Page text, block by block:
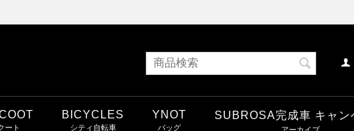
BICYCLES YNOT SUBROSA完成車 キャン